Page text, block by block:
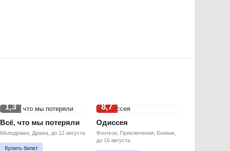
1,3
Всё, что мы потеряли
Мелодрама, Драма, до 12 августа
Купить билет
8,7
Одиссея
Фэнтези, Приключения, Боевик,
до 16 августа